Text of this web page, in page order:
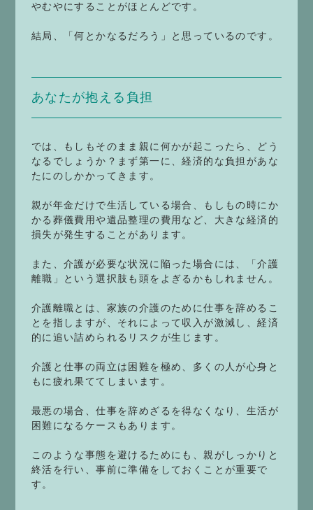
やむやにすることがほとんどです。
結局、「何とかなるだろう」と思っているのです。
あなたが抱える負担
では、もしもそのまま親に何かが起こったら、どう
なるでしょうか？まず第一に、経済的な負担があな
たにのしかかってきます。
親が年金だけで生活している場合、もしもの時にか
かる葬儀費用や遺品整理の費用など、大きな経済的
損失が発生することがあります。
また、介護が必要な状況に陥った場合には、「介護
離職」という選択肢も頭をよぎるかもしれません。
介護離職とは、家族の介護のために仕事を辞めるこ
とを指しますが、それによって収入が激減し、経済
的に追い詰められるリスクが生じます。
介護と仕事の両立は困難を極め、多くの人が心身と
もに疲れ果ててしまいます。
最悪の場合、仕事を辞めざるを得なくなり、生活が
困難になるケースもあります。
このような事態を避けるためにも、親がしっかりと
終活を行い、事前に準備をしておくことが重要で
す。